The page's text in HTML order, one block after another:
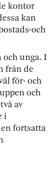
kontor
kan
och
och unga. I
från de
för- och
och
av
i
fortsatta